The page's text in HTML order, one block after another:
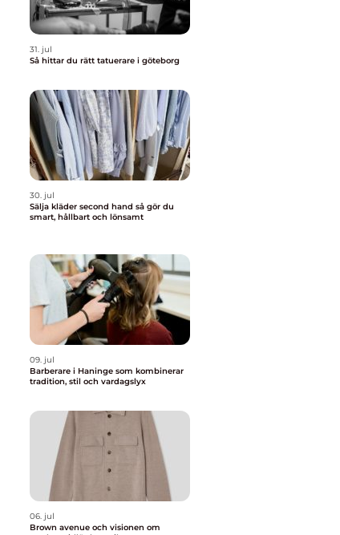
31. jul
Så hittar du rätt tatuerare i göteborg
30. jul
Sälja kläder second hand så gör du
smart, hållbart och lönsamt
09. jul
Barberare i Haninge som kombinerar
tradition, stil och vardagslyx
06. jul
Brown avenue och visionen om